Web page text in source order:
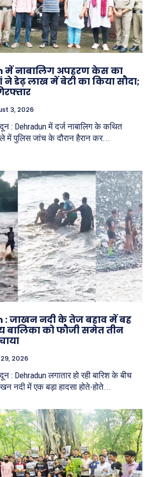
में नाबालिग अपहरण केस का
ने डेढ़ लाख में बेटी का किया सौदा;
3, 2026
: Dehradun में दर्ज नाबालिग के कथित
में पुलिस जांच के दौरान हैरान कर...
: जाखन नदी के तेज बहाव में बह
बालिका को फौजी समेत तीन
2026
: Dehradun लगातार हो रही बारिश के बीच
नदी में एक बड़ा हादसा होते-होते...